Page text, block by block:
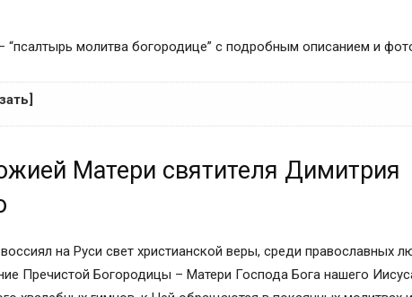
“псалтырь молитва богородице” с подробным описанием и
– пастырь, проповедник и педагог
как правильно читать?
святителя Димитрия
временем
Матери святителя Димитрия
на Руси свет христианской веры, среди православных
Пречистой Богородицы – Матери Господа Бога нашего